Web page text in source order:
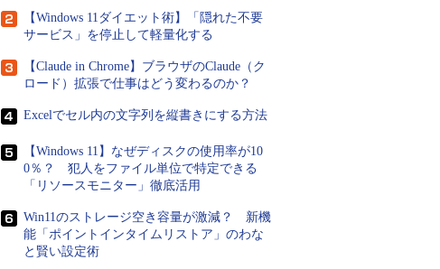
【Windows 11ダイエット術】「隠れた不要
サービス」を停止して軽量化する
【Claude in Chrome】ブラウザのClaude（ク
ロード）拡張で仕事はどう変わるのか？
Excelでセル内の文字列を縦書きにする方法
【Windows 11】なぜディスクの使用率が10
0％？ 犯人をファイル単位で特定できる
「リソースモニター」徹底活用
Win11のストレージ空き容量が激減？ 新機
能「ポイントインタイムリストア」のわな
と賢い設定術